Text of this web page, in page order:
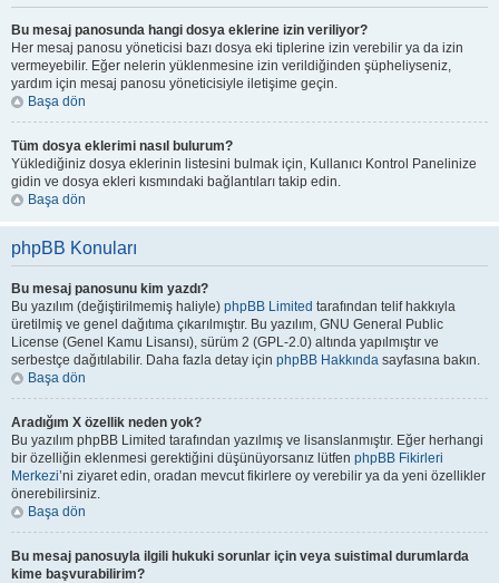
Bu mesaj panosunda hangi dosya eklerine izin veriliyor?
Her mesaj panosu yöneticisi bazı dosya eki tiplerine izin verebilir ya da izin
vermeyebilir. Eğer nelerin yüklenmesine izin verildiğinden şüpheliyseniz,
yardım için mesaj panosu yöneticisiyle iletişime geçin.
Başa dön
Tüm dosya eklerimi nasıl bulurum?
Yüklediğiniz dosya eklerinin listesini bulmak için, Kullanıcı Kontrol Panelinize
gidin ve dosya ekleri kısmındaki bağlantıları takip edin.
Başa dön
phpBB Konuları
Bu mesaj panosunu kim yazdı?
Bu yazılım (değiştirilmemiş haliyle) phpBB Limited tarafından telif hakkıyla
üretilmiş ve genel dağıtıma çıkarılmıştır. Bu yazılım, GNU General Public
License (Genel Kamu Lisansı), sürüm 2 (GPL-2.0) altında yapılmıştır ve
serbestçe dağıtılabilir. Daha fazla detay için phpBB Hakkında sayfasına bakın.
Başa dön
Aradığım X özellik neden yok?
Bu yazılım phpBB Limited tarafından yazılmış ve lisanslanmıştır. Eğer herhangi
bir özelliğin eklenmesi gerektiğini düşünüyorsanız lütfen phpBB Fikirleri
Merkezi’ni ziyaret edin, oradan mevcut fikirlere oy verebilir ya da yeni özellikler
önerebilirsiniz.
Başa dön
Bu mesaj panosuyla ilgili hukuki sorunlar için veya suistimal durumlarda
kime başvurabilirim?